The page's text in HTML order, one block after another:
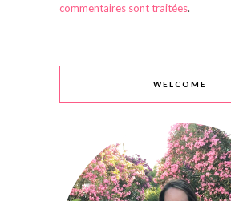
commentaires sont traitées.
WELCOME